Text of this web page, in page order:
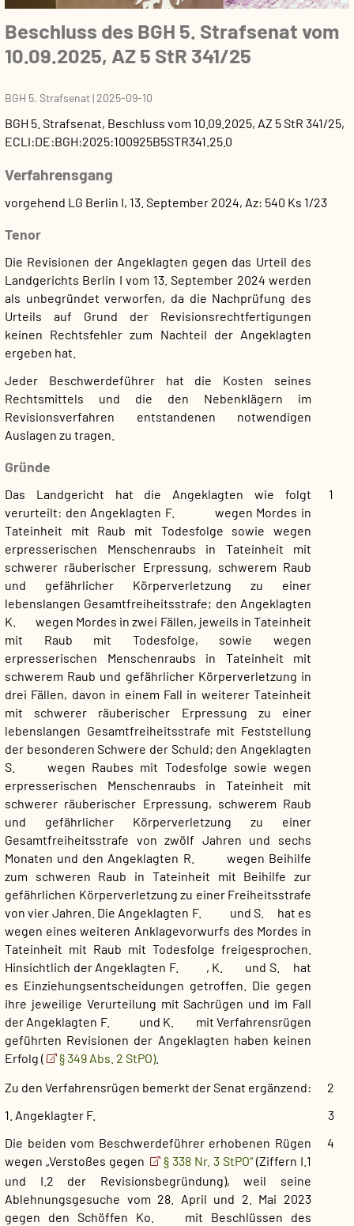
Beschluss des BGH 5. Strafsenat vom
10.09.2025, AZ 5 StR 341/25
BGH 5. Strafsenat|2025-09-10
BGH 5. Strafsenat, Beschluss vom 10.09.2025, AZ 5 StR 341/25,
ECLI:DE:BGH:2025:100925B5STR341.25.0
Verfahrensgang
vorgehend LG Berlin I, 13. September 2024, Az: 540 Ks 1/23
Tenor
Die Revisionen der Angeklagten gegen das Urteil des
Landgerichts Berlin I vom 13. September 2024 werden
als unbegründet verworfen, da die Nachprüfung des
Urteils auf Grund der Revisionsrechtfertigungen
keinen Rechtsfehler zum Nachteil der Angeklagten
ergeben hat.
Jeder Beschwerdeführer hat die Kosten seines
Rechtsmittels und die den Nebenklägern im
Revisionsverfahren entstandenen notwendigen
Auslagen zu tragen.
Gründe
1
Das Landgericht hat die Angeklagten wie folgt
verurteilt: den Angeklagten F. wegen Mordes in
Tateinheit mit Raub mit Todesfolge sowie wegen
erpresserischen Menschenraubs in Tateinheit mit
schwerer räuberischer Erpressung, schwerem Raub
und gefährlicher Körperverletzung zu einer
lebenslangen Gesamtfreiheitsstrafe; den Angeklagten
K. wegen Mordes in zwei Fällen, jeweils in Tateinheit
mit Raub mit Todesfolge, sowie wegen
erpresserischen Menschenraubs in Tateinheit mit
schwerem Raub und gefährlicher Körperverletzung in
drei Fällen, davon in einem Fall in weiterer Tateinheit
mit schwerer räuberischer Erpressung zu einer
lebenslangen Gesamtfreiheitsstrafe mit Feststellung
der besonderen Schwere der Schuld; den Angeklagten
S. wegen Raubes mit Todesfolge sowie wegen
erpresserischen Menschenraubs in Tateinheit mit
schwerer räuberischer Erpressung, schwerem Raub
und gefährlicher Körperverletzung zu einer
Gesamtfreiheitsstrafe von zwölf Jahren und sechs
Monaten und den Angeklagten R. wegen Beihilfe
zum schweren Raub in Tateinheit mit Beihilfe zur
gefährlichen Körperverletzung zu einer Freiheitsstrafe
von vier Jahren. Die Angeklagten F. und S. hat es
wegen eines weiteren Anklagevorwurfs des Mordes in
Tateinheit mit Raub mit Todesfolge freigesprochen.
Hinsichtlich der Angeklagten F. , K. und S. hat
es Einziehungsentscheidungen getroffen. Die gegen
ihre jeweilige Verurteilung mit Sachrügen und im Fall
der Angeklagten F. und K. mit Verfahrensrügen
geführten Revisionen der Angeklagten haben keinen
Erfolg (
§ 349 Abs. 2 StPO).
2
Zu den Verfahrensrügen bemerkt der Senat ergänzend:
3
1. Angeklagter F.
4
Die beiden vom Beschwerdeführer erhobenen Rügen
wegen „Verstoßes gegen
§ 338 Nr. 3 StPO“(Ziffern I.1
und I.2 der Revisionsbegründung), weil seine
Ablehnungsgesuche vom 28. April und 2. Mai 2023
gegen den Schöffen Ko. mit Beschlüssen des